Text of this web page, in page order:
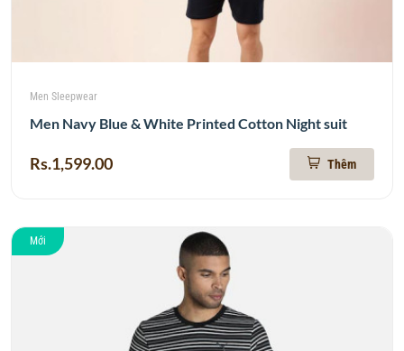
Men Sleepwear
Men Navy Blue & White Printed Cotton Night suit
Rs.1,599.00 Thêm
Mới